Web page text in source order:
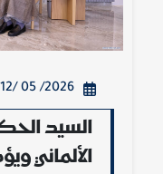
2026/ 05 /12
السيد
الألماني